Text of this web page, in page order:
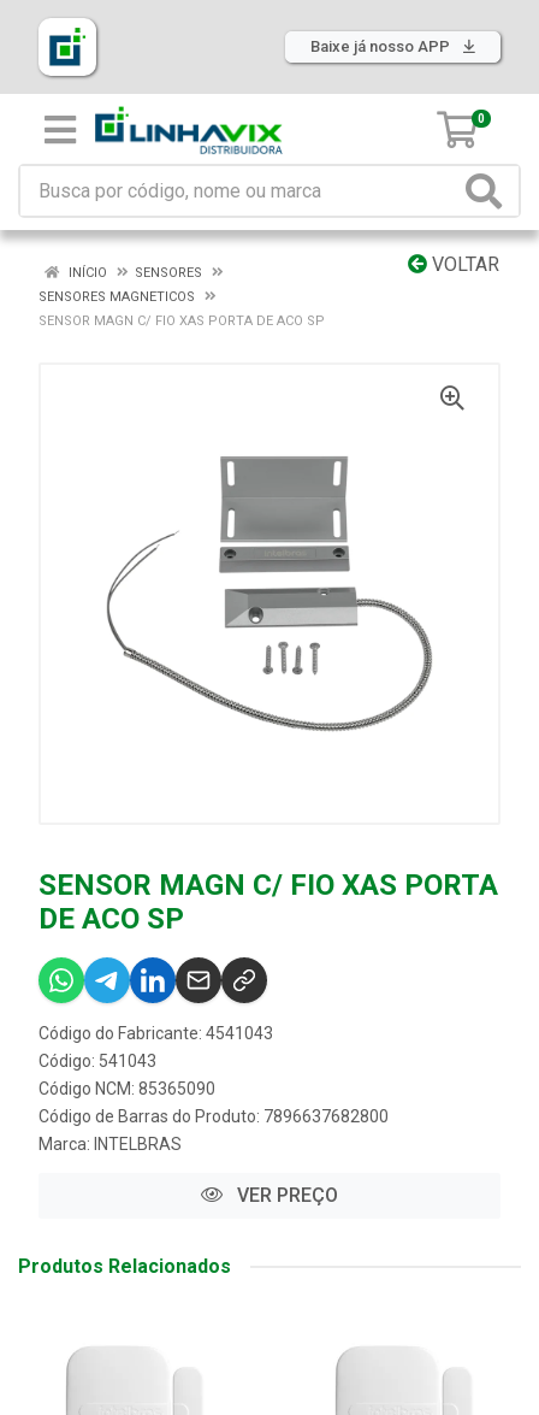
Baixe já nosso APP
0
VOLTAR
INÍCIO
SENSORES
SENSORES MAGNETICOS
SENSOR MAGN C/ FIO XAS PORTA DE ACO SP
SENSOR MAGN C/ FIO XAS PORTA
DE ACO SP
Código do Fabricante: 4541043
Código: 541043
Código NCM: 85365090
Código de Barras do Produto: 7896637682800
Marca: INTELBRAS
VER PREÇO
Produtos Relacionados